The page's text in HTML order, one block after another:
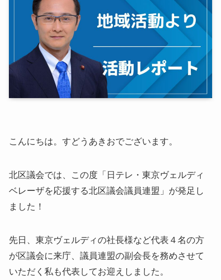
こんにちは。すどうあきおでございます。
北区議会では、この度「日テレ・東京ヴェルディ
ベレーザを応援する北区議会議員連盟」が発足し
ました！
先日、東京ヴェルディの社長様など代表４名の方
が区議会に来庁、議員連盟の副会長を務めさせて
いただく私も代表してお迎えしました。